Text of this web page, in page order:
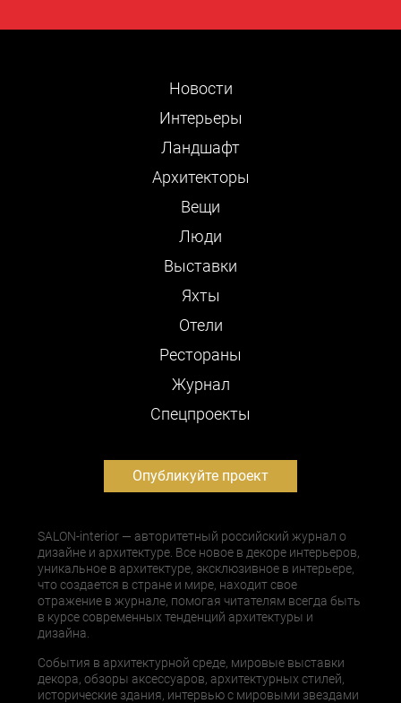
Новости
Интерьеры
Ландшафт
Архитекторы
Вещи
Люди
Выставки
Яхты
Отели
Рестораны
Журнал
Cпецпроекты
Опубликуйте проект
SALON-interior — авторитетный российский журнал о
дизайне и архитектуре. Все новое в декоре интерьеров,
уникальное в архитектуре, эксклюзивное в интерьере,
что создается в стране и мире, находит свое
отражение в журнале, помогая читателям всегда быть
в курсе современных тенденций архитектуры и
дизайна.
События в архитектурной среде, мировые выставки
декора, обзоры аксессуаров, архитектурных стилей,
исторические здания, интервью с мировыми звездами